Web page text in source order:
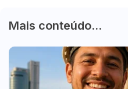
Mais conteúdo...